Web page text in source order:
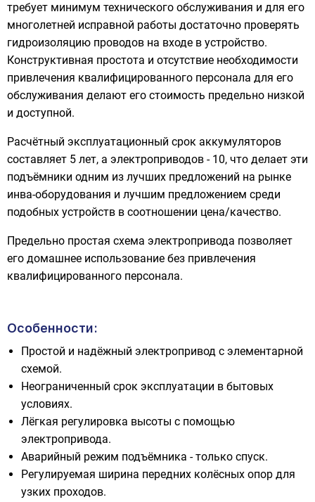
требует минимум технического обслуживания и для его
многолетней исправной работы достаточно проверять
гидроизоляцию проводов на входе в устройство.
Конструктивная простота и отсутствие необходимости
привлечения квалифицированного персонала для его
обслуживания делают его стоимость предельно низкой
и доступной.
Расчётный эксплуатационный срок аккумуляторов
составляет 5 лет, а электроприводов - 10, что делает эти
подъёмники одним из лучших предложений на рынке
инва-оборудования и лучшим предложением среди
подобных устройств в соотношении цена/качество.
Предельно простая схема электропривода позволяет
его домашнее использование без привлечения
квалифицированного персонала.
Особенности:
Простой и надёжный электропривод с элементарной
схемой.
Неограниченный срок эксплуатации в бытовых
условиях.
Лёгкая регулировка высоты с помощью
электропривода.
Аварийный режим подъёмника - только спуск.
Регулируемая ширина передних колёсных опор для
узких проходов.